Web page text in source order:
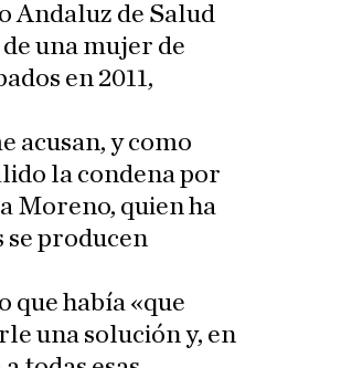
Andaluz de Salud
una mujer de
en 2011,
acusan, y como
la condena por
Moreno, quien ha
se producen
que había «que
una solución y, en